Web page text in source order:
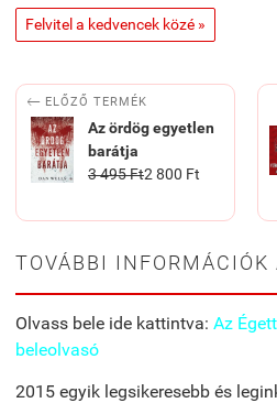
Felvitel a kedvencek közé »
 ELŐZŐ TERMÉK
Az ördög egyetlen
barátja
3 495 Ft2 800 Ft
TOVÁBBI INFORMÁCIÓK
Olvass bele ide kattintva: Az
beleolvasó
2015 egyik legsikeresebb és